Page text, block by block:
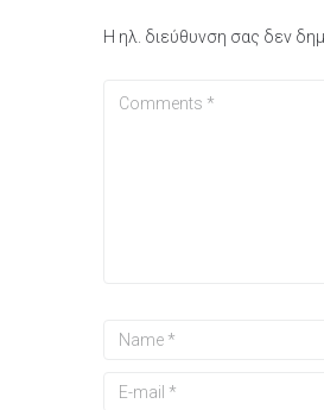
Η ηλ. διεύθυνση σας δεν